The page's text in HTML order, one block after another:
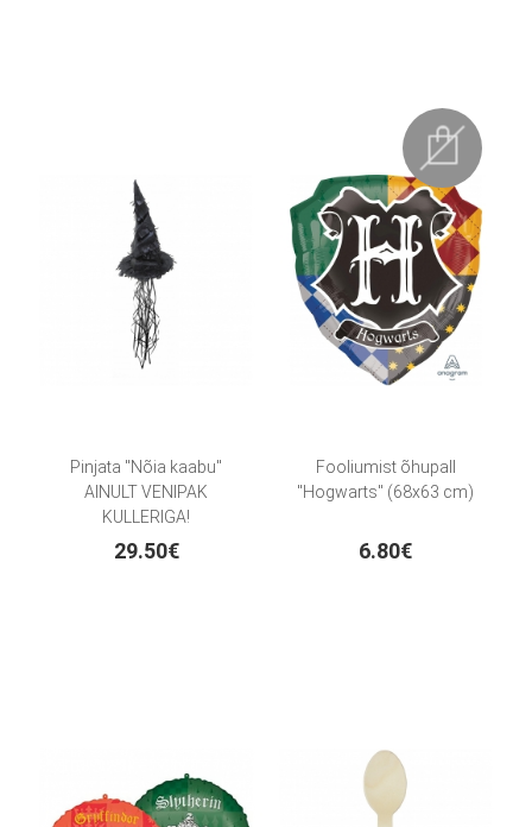
Pinjata "Nõia kaabu"
AINULT VENIPAK
KULLERIGA!
29.50€
Fooliumist õhupall
"Hogwarts" (68x63 cm)
6.80€